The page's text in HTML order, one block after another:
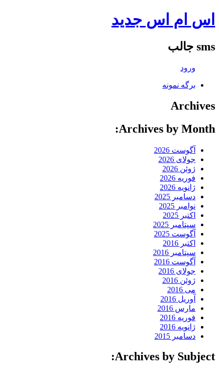
اس ام اس جدید
sms جالب
ورود
برگه نمونه
Archives
Archives by Month:
آگوست 2026
جولای 2026
ژوئن 2026
فوریه 2026
ژانویه 2026
دسامبر 2025
نوامبر 2025
اکتبر 2025
سپتامبر 2025
آگوست 2025
اکتبر 2016
سپتامبر 2016
آگوست 2016
جولای 2016
ژوئن 2016
می 2016
آوریل 2016
مارس 2016
فوریه 2016
ژانویه 2016
دسامبر 2015
Archives by Subject: